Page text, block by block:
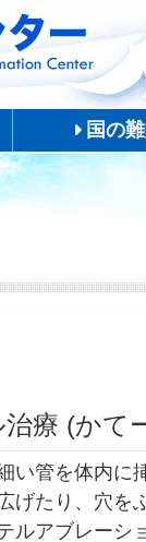
国の
療 (かて
い管を体内に
げたり、穴を
ルアブレーシ